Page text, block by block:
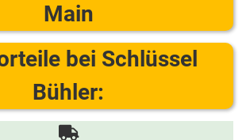
Main
bei Schlüssel
Bühler: